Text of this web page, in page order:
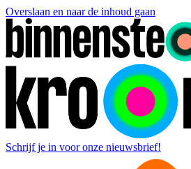
Overslaan en naar de inhoud gaan
Schrijf je in voor onze nieuwsbrief!